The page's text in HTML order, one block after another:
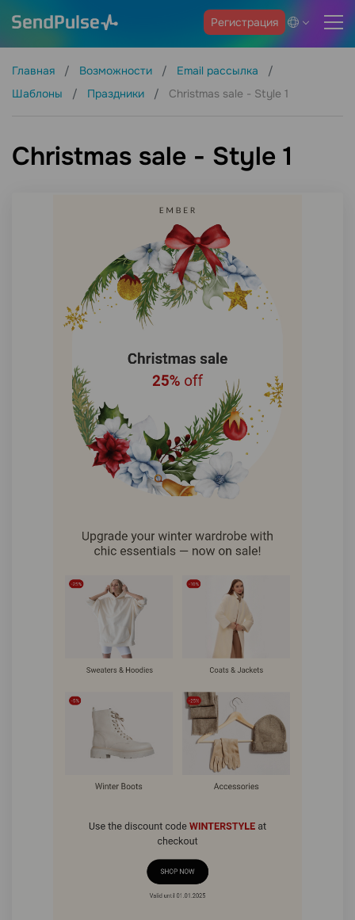
Регистрация
Главная Возможности
Email рассылка
Шаблоны
Праздники Christmas sale - Style 1
Christmas sale - Style 1